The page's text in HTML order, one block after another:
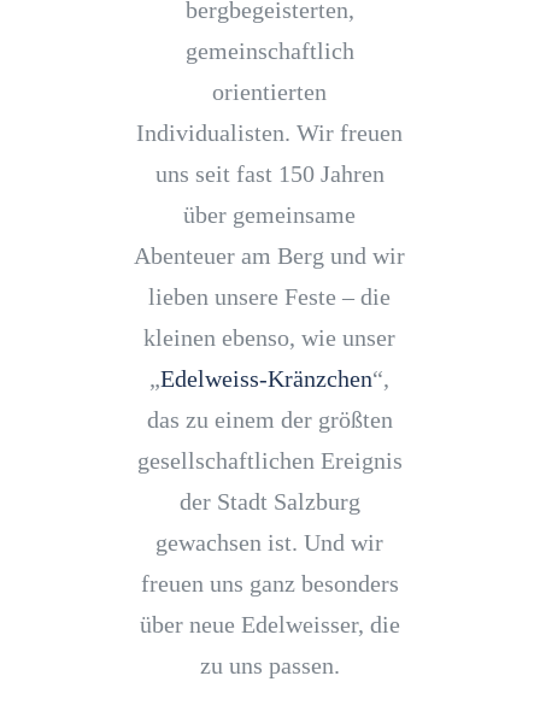
bergbegeisterten,
gemeinschaftlich
orientierten
Individualisten. Wir freuen
uns seit fast 150 Jahren
über gemeinsame
Abenteuer am Berg und wir
lieben unsere Feste – die
kleinen ebenso, wie unser
„Edelweiss-Kränzchen“,
das zu einem der größten
gesellschaftlichen Ereignis
der Stadt Salzburg
gewachsen ist. Und wir
freuen uns ganz besonders
über neue Edelweisser, die
zu uns passen.